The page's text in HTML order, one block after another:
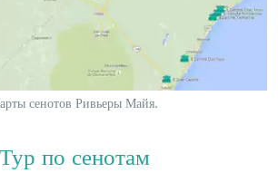
сенотов Ривьеры Майя.
Тур по сенотам